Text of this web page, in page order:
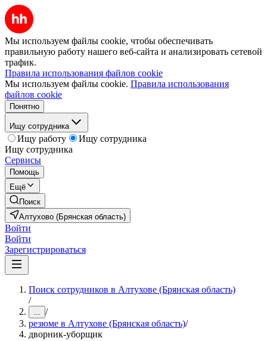
Мы используем файлы cookie, чтобы обеспечивать
правильную работу нашего веб-сайта и анализировать сетевой
трафик.
Правила использования файлов cookie
Мы используем файлы cookie. Правила использования
файлов cookie
Понятно
Ищу сотрудника
Ищу работу
Ищу сотрудника
Ищу сотрудника
Сервисы
Помощь
Ещё
Поиск
Алтухово (Брянская область)
Войти
Войти
Зарегистрироваться
Поиск сотрудников в Алтухове (Брянская область)
/
... /
резюме в Алтухове (Брянская область)/
дворник-уборщик